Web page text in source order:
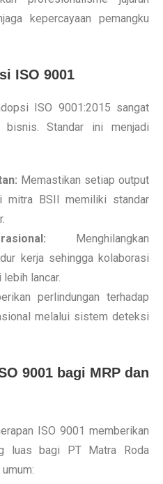
kepercayaan pemangku
ISO 9001
ISO 9001:2015 sangat
bisnis. Standar ini menjadi
Memastikan setiap output
mitra BSII memiliki standar
Menghilangkan
kerja sehingga kolaborasi
lebih lancar.
perlindungan terhadap
melalui sistem deteksi
9001 bagi MRP dan
ISO 9001 memberikan
luas bagi PT Matra Roda